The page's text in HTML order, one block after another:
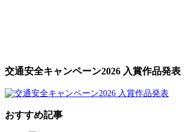
交通安全キャンペーン2026 入賞作品発表
おすすめ記事